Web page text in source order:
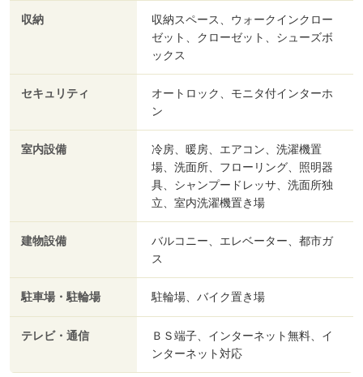
収納
収納スペース、ウォークインクロー
ゼット、クローゼット、シューズボ
ックス
セキュリティ
オートロック、モニタ付インターホ
ン
室内設備
冷房、暖房、エアコン、洗濯機置
場、洗面所、フローリング、照明器
具、シャンプードレッサ、洗面所独
立、室内洗濯機置き場
建物設備
バルコニー、エレベーター、都市ガ
ス
駐車場・駐輪場 駐輪場、バイク置き場
テレビ・通信
ＢＳ端子、インターネット無料、イ
ンターネット対応